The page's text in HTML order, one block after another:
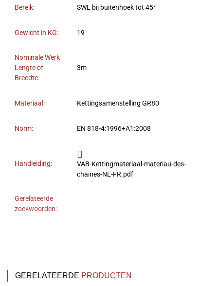
Bereik: SWL bij buitenhoek tot 45°
Gewicht in KG: 19
Nominale Werk
Lengte of
Breedte:
3m
Materiaal: Kettingsamenstelling GR80
Norm: EN 818-4:1996+A1:2008
Handleiding:
VAB-Kettingmateriaal-materiau-des-
chaines-NL-FR.pdf
Gerelateerde
zoekwoorden:
GERELATEERDE PRODUCTEN